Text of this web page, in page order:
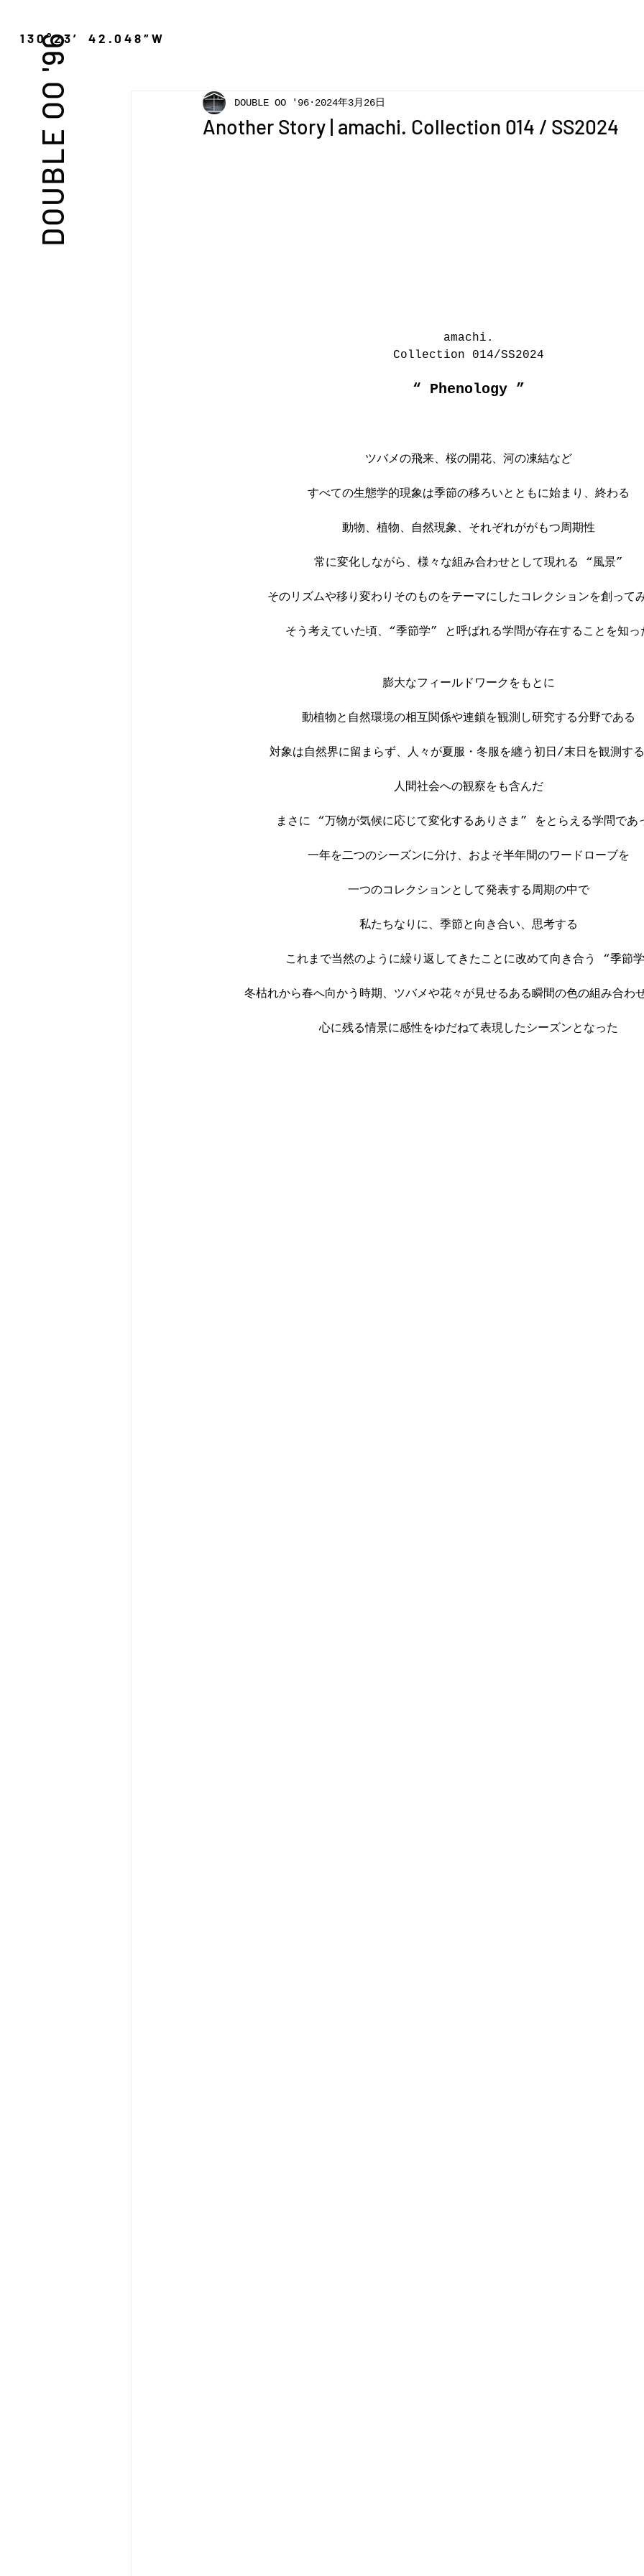
DOUBLE OO '96 Another Story | amachi. Collection 014 / SS2024
DOUBLE OO '96 2024年3月26日
amachi.
Collection 014/SS2024
“ Phenology ”
ツバメの飛来、桜の開花、河の凍結など
すべての生態学的現象は季節の移ろいとともに始まり、終わる
動物、植物、自然現象、それぞれががもつ周期性
常に変化しながら、様々な組み合わせとして現れる “風景”
そのリズムや移り変わりそのものをテーマにしたコレクションを創って
そう考えていた頃、“季節学” と呼ばれる学問が存在することを知っ
膨大なフィールドワークをもとに
動植物と自然環境の相互関係や連鎖を観測し研究する分野である
対象は自然界に留まらず、人々が夏服・冬服を纏う初日/末日を観測す
人間社会への観察をも含んだ
まさに “万物が気候に応じて変化するありさま” をとらえる学問であ
一年を二つのシーズンに分け、およそ半年間のワードローブを
一つのコレクションとして発表する周期の中で
私たちなりに、季節と向き合い、思考する
これまで当然のように繰り返してきたことに改めて向き合う “季節
冬枯れから春へ向かう時期、ツバメや花々が見せるある瞬間の色の組み合わ
心に残る情景に感性をゆだねて表現したシーズンとなった
130°23′ 42.048″W